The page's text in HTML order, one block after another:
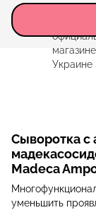
Сыворотка с
Madeca
уменьшить